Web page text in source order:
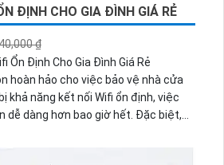
ĐỊNH CHO GIA ĐÌNH GIÁ RẺ
₫
Ổn Định Cho Gia Đình Giá Rẻ
hoàn hảo cho việc bảo vệ nhà cửa
khả năng kết nối Wifi ổn định, việc
dễ dàng hơn bao giờ hết. Đặc biệt,